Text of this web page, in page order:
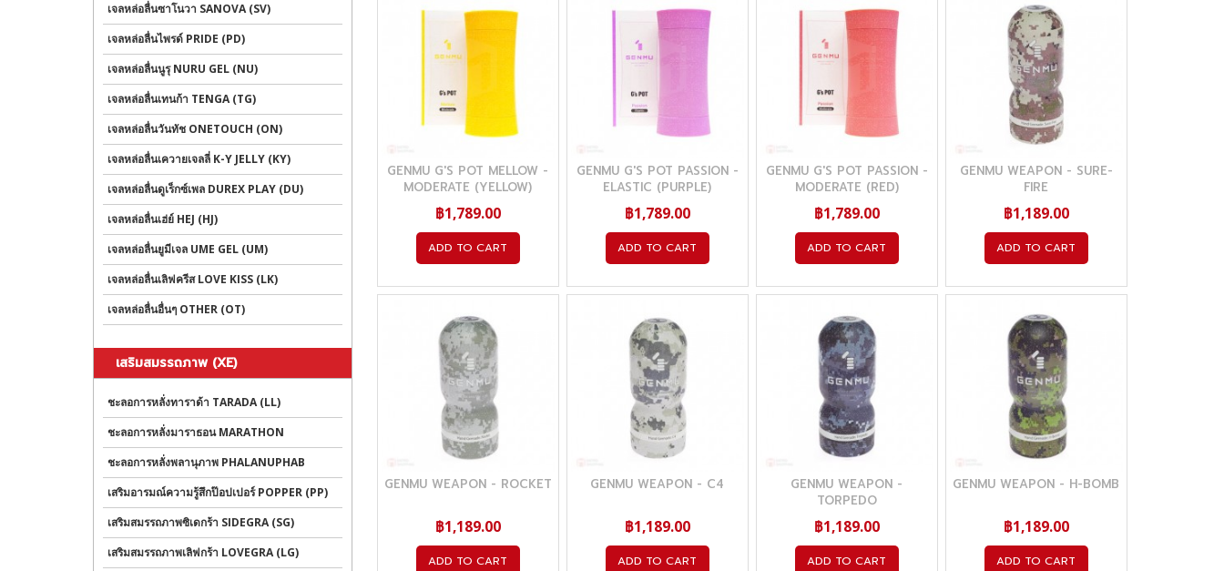
เจลหล่อลื่นซาโนวา SANOVA (SV)
เจลหล่อลื่นไพรด์ PRIDE (PD)
เจลหล่อลื่นนูรุ NURU GEL (NU)
เจลหล่อลื่นเทนก้า TENGA (TG)
เจลหล่อลื่นวันทัช ONETOUCH (ON)
เจลหล่อลื่นเควายเจลลี่ K-Y JELLY (KY)
เจลหล่อลื่นดูเร็กซ์เพล DUREX PLAY (DU)
เจลหล่อลื่นเฮ่ย์ HEJ (HJ)
เจลหล่อลื่นยูมีเจล UME GEL (UM)
เจลหล่อลื่นเลิฟครีส LOVE KISS (LK)
เจลหล่อลื่นอื่นๆ OTHER (OT)
เสริมสมรรถภาพ (XE)
ชะลอการหลั่งทาราด้า TARADA (LL)
ชะลอการหลั่งมาราธอน MARATHON
ชะลอการหลั่งพลานุภาพ PHALANUPHAB
เสริมอารมณ์ความรู้สึกป๊อปเปอร์ POPPER (PP)
เสริมสมรรถภาพซิเดกร้า SIDEGRA (SG)
เสริมสมรรถภาพเลิฟกร้า LOVEGRA (LG)
GENMU G'S POT MELLOW -
MODERATE (YELLOW)
฿1,789.00
ADD TO CART
GENMU G'S POT PASSION -
ELASTIC (PURPLE)
฿1,789.00
ADD TO CART
GENMU G'S POT PASSION -
MODERATE (RED)
฿1,789.00
ADD TO CART
GENMU WEAPON - SURE-
FIRE
฿1,189.00
ADD TO CART
GENMU WEAPON - ROCKET
฿1,189.00
ADD TO CART
GENMU WEAPON - C4
฿1,189.00
ADD TO CART
GENMU WEAPON -
TORPEDO
฿1,189.00
ADD TO CART
GENMU WEAPON - H-BOMB
฿1,189.00
ADD TO CART